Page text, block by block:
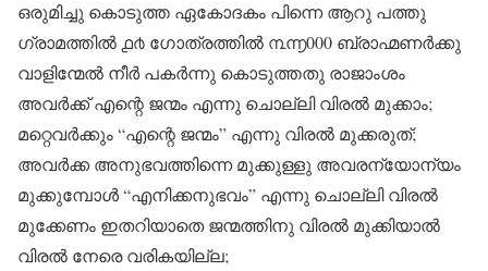
ഒരുമിച്ചു കൊടുത്ത ഏകോദകം പിന്നെ ആറു പത്തു
ഗ്രാമത്തിൽ ൧൪ ഗോത്രത്തിൽ ൩൬000 ബ്രാഹ്മണർക്കു
വാളിന്മേൽ നീർ പകർന്നു കൊടുത്തതു രാജാംശം
അവർക്ക് എന്റെ ജന്മം എന്നു ചൊല്ലി വിരൽ മുക്കാം;
മറ്റെവർക്കും “എന്റെ ജന്മം” എന്നു വിരൽ മുക്കരുത്;
അവർക്ക അനുഭവത്തിന്നെ മുക്കുള്ളു അവരന്യോന്യം
മുക്കുമ്പോൾ “എനിക്കനുഭവം” എന്നു ചൊല്ലി വിരൽ
മുക്കേണം ഇതറിയാതെ ജന്മത്തിനു വിരൽ മുക്കിയാൽ
വിരൽ നേരെ വരികയില്ല;